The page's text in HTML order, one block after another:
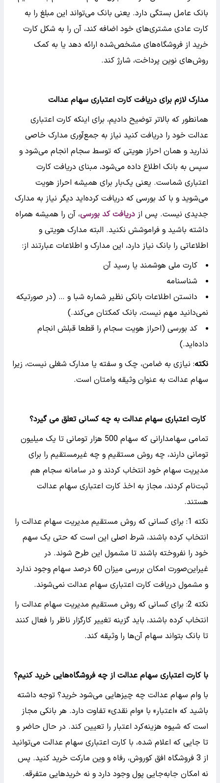
بانک عامل بستگی دارد. یعنی بانک‌ می‌تواند این مبلغ را به
کارت عادی مشتری‌های خود اضافه کند، آن را به شکل کارت
خرید از فروشگاه‌های مشخص‌شده ارائه دهد یا به کمک
روش‌های نوین پرداخت، شارژ کند.
مدارک لازم برای دریافت کارت اعتباری سهام عدالت
همانطور که بالاتر توضیح دادیم، برای اینکه کارت اعتباری
عدالت خود را دریافت کنید نیاز به جمع‌آوری مدارک خاصی
ندارید و همان احراز هویتی که توسط سجام انجام می‌شود و
سپس به بانک اطلاع داده می‌شود، مبنای دریافت کارت
اعتباری شماست. یعنی یک‌بار برای همیشه احراز هویت
می‌شوید و با کد بورسی که دریافت کرده‌اید دیگر نیاز به مدارک
جدیدی نیست. پس از دریافت کد بورسی، آن را همیشه همراه
داشته باشید و فراموشش نکنید. البته مدارک هویتی و
اطلاعاتی را بانک نیاز دارد، این مدارک و اطلاعات عبارتند از:
کارت ملی هوشمند یا رسید آن
شناسنامه
دانستن اطلاعات بانکی نظیر شماره شبا و … (در صورتیکه
نمی‌دانید مهم نیست، بانک کمکتان می‌کند.)
کد بورسی (احراز هویت سجام را قطعا قبلش انجام
داده‌اید.)
نکته: نیازی به ضامن، چک و سفته یا مدارک شغلی نیست، زیرا
سهام عدالت به عنوان وثیقه وامتان است.
کارت اعتباری سهام عدالت به چه کسانی تعلق می گیرد؟
تمامی سهامدارانی که سهام 500 هزار تومانی تا یک میلیون
تومانی دارند، چه روش مستقیم و چه غیرمستقیم را برای
مدیریت سهام خود انتخاب کردند و در سامانه سجام هم
ثبت‌نام کردند، مجاز به اخذ کارت اعتباری سهام عدالت
هستند.
نکته 1: برای کسانی که روش مستقیم مدیریت سهام عدالت را
انتخاب کرده باشند، شرط اصلی این است که حتی یک سهم
خود را نفروخته باشند تا مشمول این طرح شوند. در
غیراین‌صورت امکان بررسی میزان 60 درصد سهام وجود ندارد
و مشمول دریافت کارت اعتباری سهام عدالت نمی‌شوند.
نکته 2: برای کسانی که روش مستقیم مدیریت سهام عدالت را
انتخاب کرده باشند، باید گزینه تغییر کارگزار ناظر را فعال کنند
تا بانک بتواند سهام آن‌ها را وثیقه کند.
با کارت اعتباری سهام عدالت از چه فروشگاه‌هایی خرید کنیم؟
با وام سهام عدالت چه چیزهایی می‌شود خرید؟ توجه داشته
باشید که «اعتبار» با «وام نقدی» تفاوت دارد. هر بانکی مجاز
است که شیوه هزینه‌کرد اعتبار را تعیین کند. در حال حاضر و
تا جایی که اعلام شده، با کارت اعتباری سهام عدالت می‌توانید
از 3 فروشگاه افق‌ کوروش، رفاه و وین‌ مارکت خرید کنید. پس
نه امکان جابه‌جایی پول وجود دارد و نه خریدهایی متفرقه.